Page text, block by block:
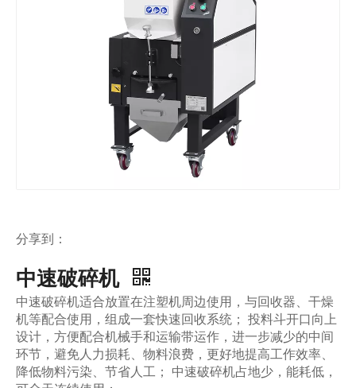
分享到：
中速破碎机
中速破碎机适合放置在注塑机周边使用，与回收器、干燥
机等配合使用，组成一套快速回收系统； 投料斗开口向上
设计，方便配合机械手和运输带运作，进一步减少的中间
环节，避免人力损耗、物料浪费，更好地提高工作效率、
降低物料污染、节省人工； 中速破碎机占地少，能耗低，